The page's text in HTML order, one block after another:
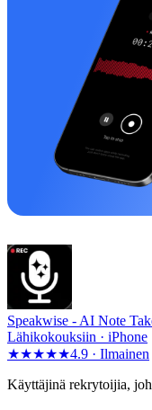
Speakwise - AI Note
Lähikokouksiin · iPhone
★★★★★4.9 · Ilmainen
Käyttäjinä rekrytoijia,